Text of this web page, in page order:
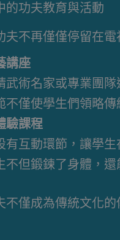
的功夫教育與活動
夫不再僅僅停留在
講座
武術名家或專業團
不僅使學生們領略
驗課程
有互動環節，讓學
不但鍛鍊了身體，
不僅成為傳統文化